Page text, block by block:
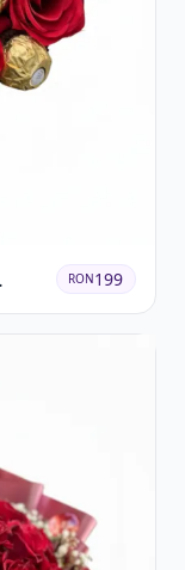
RON199